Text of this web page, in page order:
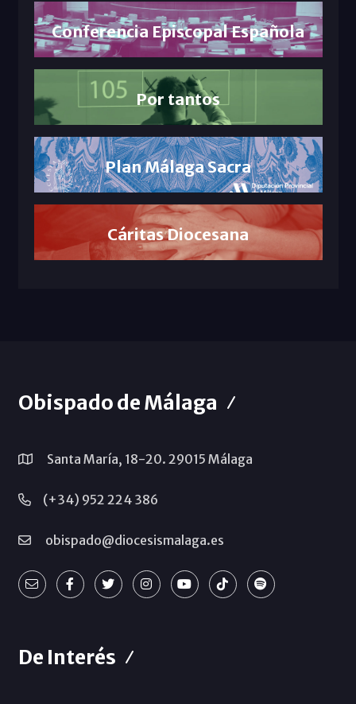
Conferencia Episcopal Española
Por tantos
Plan Málaga Sacra
Cáritas Diocesana
Obispado de Málaga
Santa María, 18-20. 29015 Málaga
(+34) 952 224 386
obispado@diocesismalaga.es
De Interés